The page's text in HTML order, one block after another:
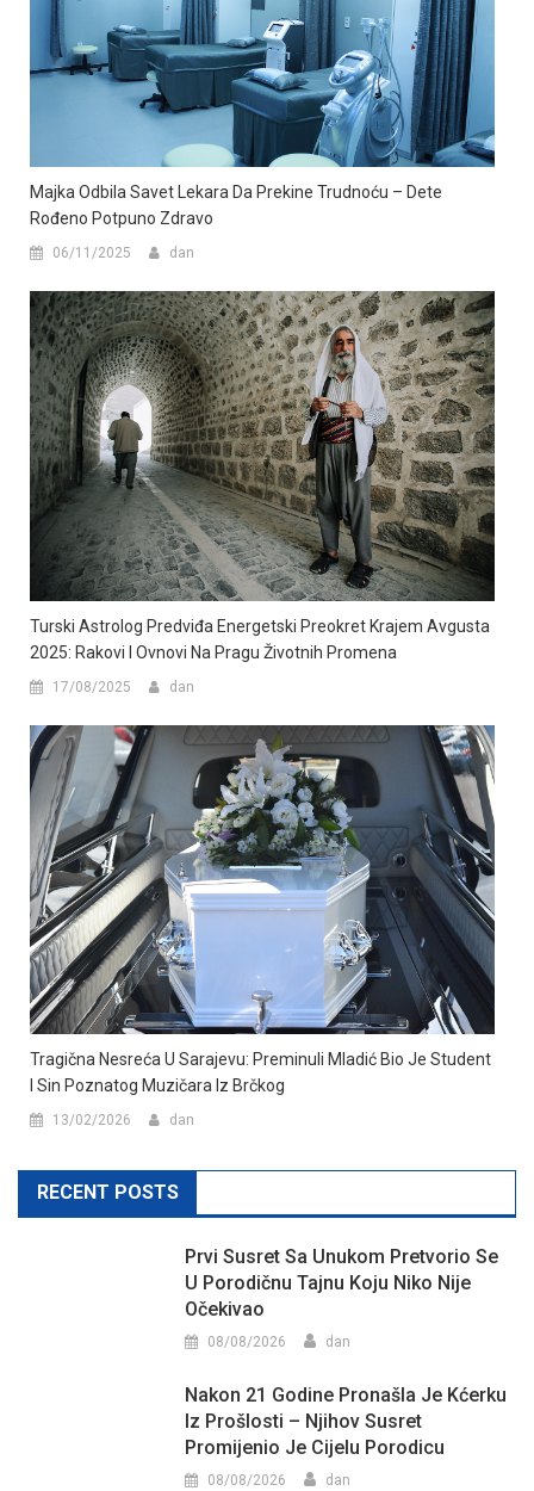
Majka Odbila Savet Lekara Da Prekine Trudnoću – Dete
Rođeno Potpuno Zdravo
06/11/2025 dan
Turski Astrolog Predviđa Energetski Preokret Krajem Avgusta
2025: Rakovi I Ovnovi Na Pragu Životnih Promena
17/08/2025 dan
Tragična Nesreća U Sarajevu: Preminuli Mladić Bio Je Student
I Sin Poznatog Muzičara Iz Brčkog
13/02/2026 dan
RECENT POSTS
Prvi Susret Sa Unukom Pretvorio Se
U Porodičnu Tajnu Koju Niko Nije
Očekivao
08/08/2026 dan
Nakon 21 Godine Pronašla Je Kćerku
Iz Prošlosti – Njihov Susret
Promijenio Je Cijelu Porodicu
08/08/2026 dan